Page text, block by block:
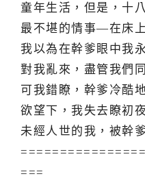
童年生活，但是，十
最不堪的情事—在床上
我以為在幹爹眼中我
對我亂來，盡管我們
可我錯瞭，幹爹冷酷
欲望下，我失去瞭初
未經人世的我，被幹
===